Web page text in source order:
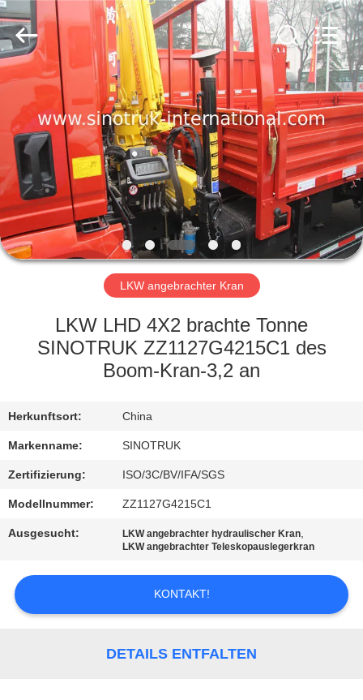
ZU
HAUSE
PRODUKTE
ÜBER
UNS
WERKSBESICHTIGUNG
QUALITÄTSKONTROLLE
MIT
UNS
BITTE
UM
ANGEBOT
INTERNATIONAL
CO.,
LTD..
All
Rights
Reserved.
LKW angebrachter Kran
LKW LHD 4X2 brachte Tonne
SINOTRUK ZZ1127G4215C1 des
Boom-Kran-3,2 an
Herkunftsort: China
Markenname: SINOTRUK
Zertifizierung: ISO/3C/BV/IFA/SGS
Modellnummer: ZZ1127G4215C1
Ausgesucht: LKW angebrachter hydraulischer Kran,
LKW angebrachter Teleskopauslegerkran
KONTAKT!
DETAILS ENTFALTEN